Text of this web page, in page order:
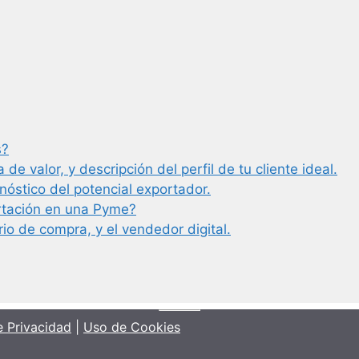
valor, y descripción del perfil de tu cliente ideal.
del potencial exportador.
en una Pyme?
de compra, y el vendedor digital.
Privacidad Uso de Cookies